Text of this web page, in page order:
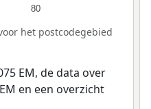
80
het postcodegebied
EM, de data over
en een overzicht